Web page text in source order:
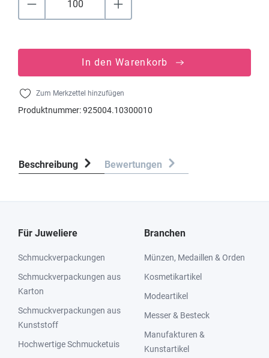
In den Warenkorb
Zum Merkzettel hinzufügen
Produktnummer:925004.10300010
Beschreibung Bewertungen
Für Juweliere
Schmuckverpackungen
Schmuckverpackungen aus
Karton
Schmuckverpackungen aus
Kunststoff
Hochwertige Schmucketuis
Branchen
Münzen, Medaillen & Orden
Kosmetikartikel
Modeartikel
Messer & Besteck
Manufakturen &
Kunstartikel